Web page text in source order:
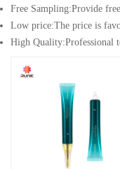
Free Sampling:Provide
Low price:The price is
High Quality:Professional